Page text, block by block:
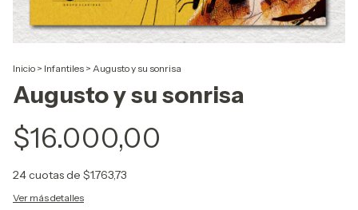
Inicio > Infantiles > Augusto y su sonrisa
Augusto y su sonrisa
$16.000,00
24cuotas de $1.763,73
Ver más detalles